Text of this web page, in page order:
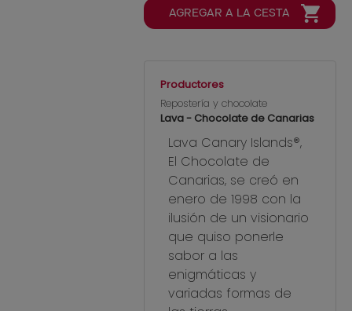
Productores
Repostería y chocolate
Lava - Chocolate de Canarias
Lava Canary Islands®,
El Chocolate de
Canarias, se creó en
enero de 1998 con la
ilusión de un visionario
que quiso ponerle
sabor a las
enigmáticas y
variadas formas de